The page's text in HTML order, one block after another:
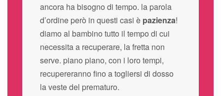
ancora ha bisogno di tempo. la parola
d’ordine però in questi casi è pazienza!
diamo al bambino tutto il tempo di cui
necessita a recuperare, la fretta non
serve. piano piano, con i loro tempi,
recupereranno fino a togliersi di dosso
la veste del prematuro.